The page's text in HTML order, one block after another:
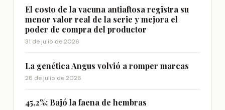
El costo de la vacuna antiaftosa registra su
menor valor real de la serie y mejora el
poder de compra del productor
31 de julio de 2026
La genética Angus volvió a romper marcas
28 de julio de 2026
45,2%: Bajó la faena de hembras